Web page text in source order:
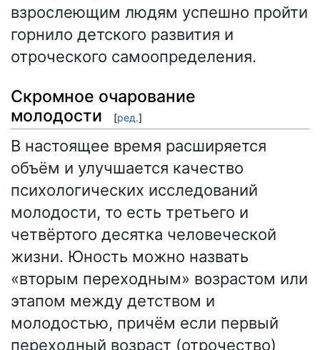
взрослеющим людям успешно пройти
горнило детского развития и
отроческого самоопределения.
Скромное очарование
молодости
[ред.]
В настоящее время расширяется
объём и улучшается качество
психологических исследований
молодости, то есть третьего и
четвёртого десятка человеческой
жизни. Юность можно назвать
«вторым переходным» возрастом или
этапом между детством и
молодостью, причём если первый
переходный возраст (отрочество)